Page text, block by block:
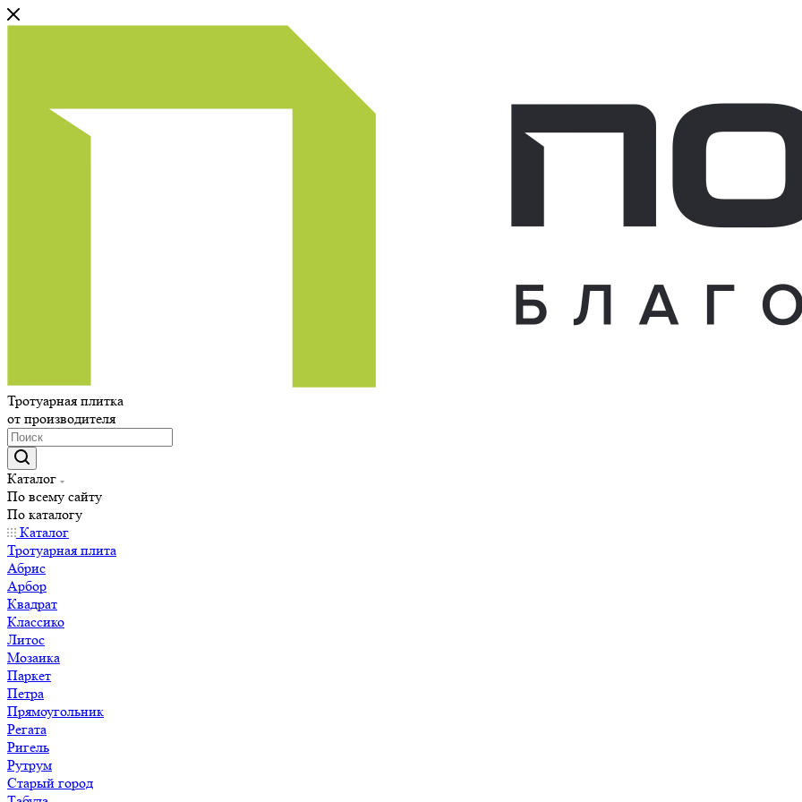
Тротуарная плитка
от производителя
Каталог
По всему сайту
По каталогу
Каталог
Тротуарная плита
Абрис
Арбор
Квадрат
Классико
Литос
Мозаика
Паркет
Петра
Прямоугольник
Регата
Ригель
Рутрум
Старый город